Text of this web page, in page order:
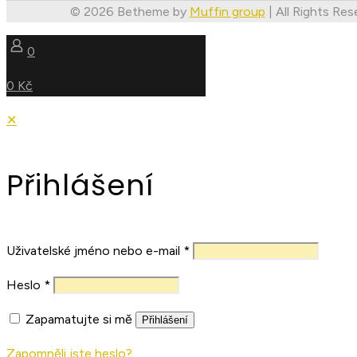
© 2026 Betheme by Muffin group | All Rights
0
0 Kč
✕
Přihlášení
Uživatelské jméno nebo e-mail *
Heslo *
Zapamatujte si mě Přihlášení
Zapomněli jste heslo?